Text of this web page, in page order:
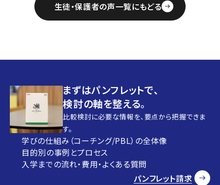
生徒・保護者の声一覧にもどる
まずはパンフレットで、
検討の軸を整える。
比較検討に必要な情報を、要点から把握できま
す。
学びの仕組み（コーチング/PBL）の全体像
目的別の事例とプロセス
入学までの流れ・費用・よくある質問
パンフレット請求